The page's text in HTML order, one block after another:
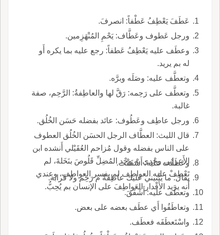
عَطَفَ يَعْطِفُ عَطْفاً: انصرفَ.
ورجل عَطوف وعَطَّاف: يَحْمِ المُنْهَزِمين.
وعطَف عليه يَعْطِفُ عَطفاً: رجع عليه بما يكره أَو
له بم يريد.
وتعطَّف عليه: وصَلَه وبرَّه.
وتعطَّف على رَحِمه: رَقَّ لها والعاطِفةُ: الرَّحِم، صفة
غالبة.
ورجل عاطِف وعَطُوف: عائد بفضله حَسَن الخُلُق.
قال الليث: العطَّاف الرجل الحسَن الخُلُق العطوف
على الناس بفضله وقول مُزاحم العُقَيْلي أَنشده ابن
الأَعرابي وجْدِي به وجْد المُضِلِّ قَلُوصَ بنَخَلةَ، لم
تَعْطِفْ عليه العواطِف لم يفسر العواطف، وعندي
أَنه يريد الأَقْدار العَواطِفَ على الإنسان بم يُحِبُّ.
وعَطَفْت عليه: أَشْفَقْت.
يقال: ما يَثْنيني عليك عاطِفةٌ م رَحِم ولا قَرابة.
وتعطَّف عليه: أَشْفَقَ.
وتعاطَفُوا أَي عطَف بعضه على بعض.
واسْتَعطَفَه فعطَف.